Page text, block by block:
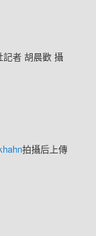
記者 胡晨歡 攝
拍攝后上傳